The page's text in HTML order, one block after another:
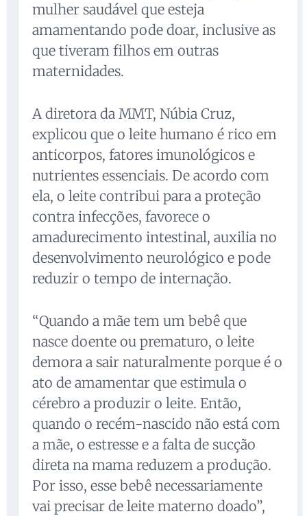
mulher saudável que esteja
amamentando pode doar, inclusive as
que tiveram filhos em outras
maternidades.
A diretora da MMT, Núbia Cruz,
explicou que o leite humano é rico em
anticorpos, fatores imunológicos e
nutrientes essenciais. De acordo com
ela, o leite contribui para a proteção
contra infecções, favorece o
amadurecimento intestinal, auxilia no
desenvolvimento neurológico e pode
reduzir o tempo de internação.
“Quando a mãe tem um bebê que
nasce doente ou prematuro, o leite
demora a sair naturalmente porque é o
ato de amamentar que estimula o
cérebro a produzir o leite. Então,
quando o recém-nascido não está com
a mãe, o estresse e a falta de sucção
direta na mama reduzem a produção.
Por isso, esse bebê necessariamente
vai precisar de leite materno doado”,